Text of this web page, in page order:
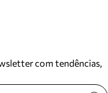
com tendências,